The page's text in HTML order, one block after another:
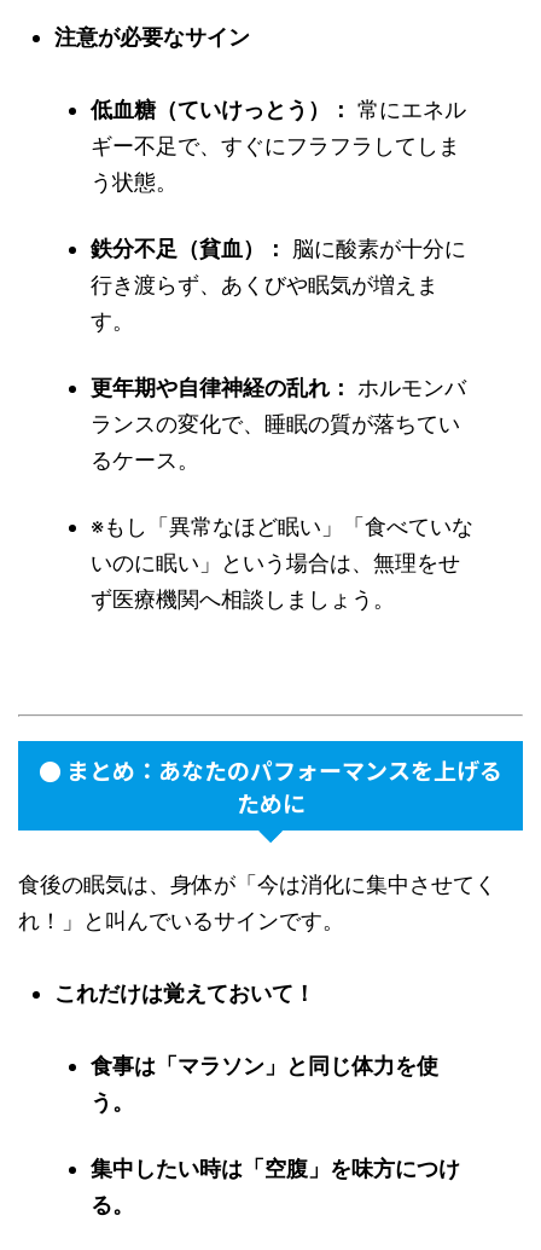
注意が必要なサイン
低血糖（ていけっとう）： 常にエネル
ギー不足で、すぐにフラフラしてしま
う状態。
鉄分不足（貧血）：
脳に酸素が十分に
行き渡らず、あくびや眠気が増えま
す。
更年期や自律神経の乱れ：
ホルモンバ
ランスの変化で、睡眠の質が落ちてい
るケース。
※もし「異常なほど眠い」「食べていな
いのに眠い」という場合は、無理をせ
ず医療機関へ相談しましょう。
● まとめ：あなたのパフォーマンスを上げる
ために
食後の眠気は、身体が「今は消化に集中させてく
れ！」と叫んでいるサインです。
これだけは覚えておいて！
食事は「マラソン」と同じ体力を使
う。
集中したい時は「空腹」を味方につけ
る。